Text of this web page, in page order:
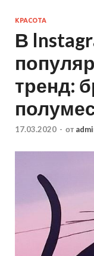
КРАСОТА
В
тренд:
17.03.2020 - от